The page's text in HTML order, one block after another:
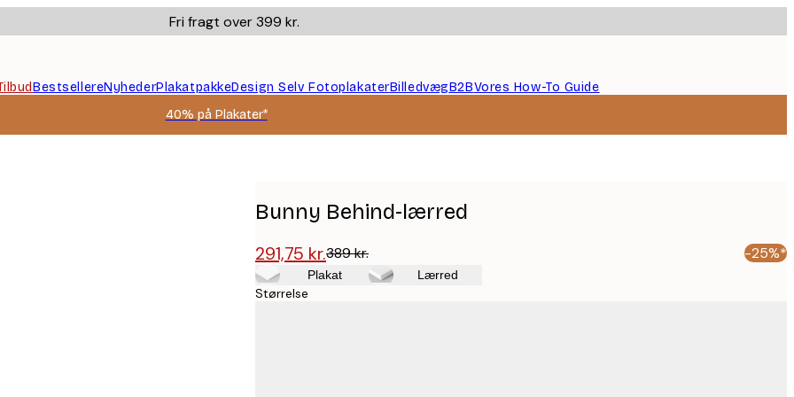
Fri fragt over 399 kr.
BestsellereNyhederPlakatpakkeDesign Selv FotoplakaterBilledvægB2BVores How-To Guide
40% på Plakater*
Bunny Behind-lærred
291,75 kr.389 kr. -25%*
Plakat Lærred
Størrelse